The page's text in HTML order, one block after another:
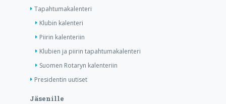
Tapahtumakalenteri
Klubin kalenteri
Piirin kalenteriin
Klubien ja piirin tapahtumakalenteri
Suomen Rotaryn kalenteriin
Presidentin uutiset
Jäsenille